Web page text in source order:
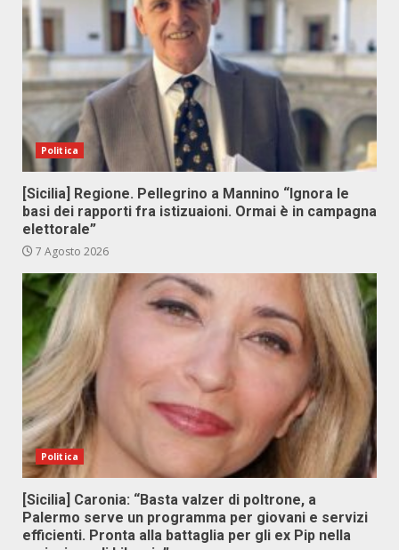
Politica
[Sicilia] Regione. Pellegrino a Mannino “Ignora le
basi dei rapporti fra istizuaioni. Ormai è in campagna
elettorale”
7 Agosto 2026
Politica
[Sicilia] Caronia: “Basta valzer di poltrone, a
Palermo serve un programma per giovani e servizi
efficienti. Pronta alla battaglia per gli ex Pip nella